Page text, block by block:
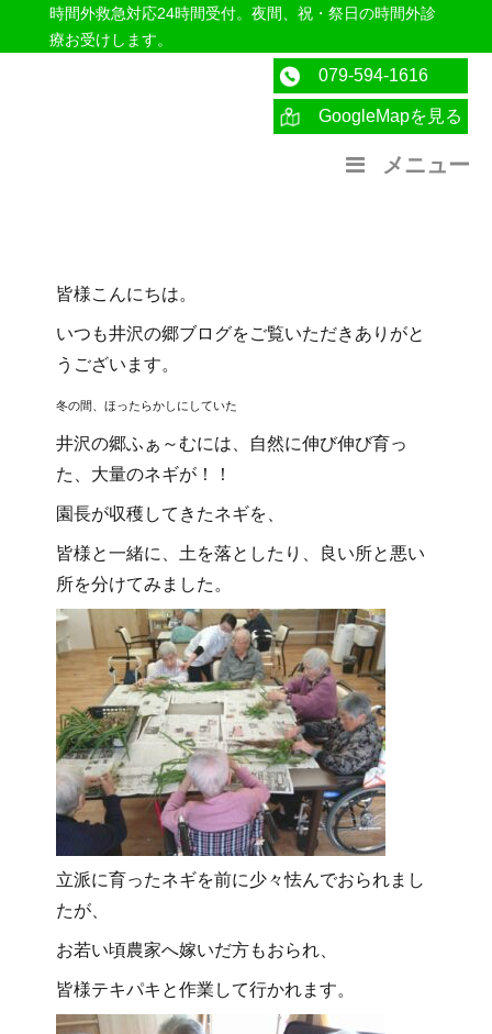
時間外救急対応24時間受付。夜間、祝・祭日の時間外診
療お受けします。
医療法人社団紀洋会 公式サイト
079-594-1616
GoogleMapを見る
メニュー
皆様こんにちは。
いつも井沢の郷ブログをご覧いただきありがと
うございます。
冬の間、ほったらかしにしていた
井沢の郷ふぁ～むには、自然に伸び伸び育っ
た、 大量のネギが！！
園長が収穫してきたネギを、
皆様と一緒に、土を落としたり、良い所と悪い
所を分けてみました。
立派に育ったネギを前に少々怯んでおられまし
たが、
お若い頃農家へ嫁いだ方もおられ、
皆様テキパキと作業して行かれます。